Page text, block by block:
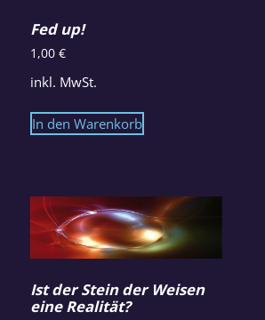
Fed up!
1,00€
inkl. MwSt.
In den Warenkorb
Ist der Stein der Weisen
eine Realität?